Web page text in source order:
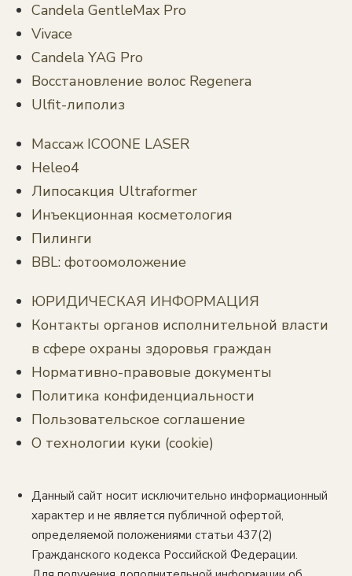
Candela GentleMax Pro
Vivace
Candela YAG Pro
Восстановление волос Regenera
Ulfit-липолиз
Массаж ICOONE LASER
Heleo4
Липосакция Ultraformer
Инъекционная косметология
Пилинги
BBL: фотоомоложение
ЮРИДИЧЕСКАЯ ИНФОРМАЦИЯ
Контакты органов исполнительной власти
в сфере охраны здоровья граждан
Нормативно-правовые документы
Политика конфиденциальности
Пользовательское соглашение
О технологии куки (cookie)
Данный сайт носит исключительно информационный
характер и не является публичной офертой,
определяемой положениями статьи 437(2)
Гражданского кодекса Российской Федерации.